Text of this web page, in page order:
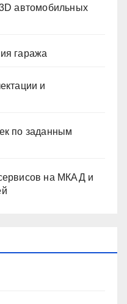
автомобильных
гаража
и
по заданным
на МКАД и